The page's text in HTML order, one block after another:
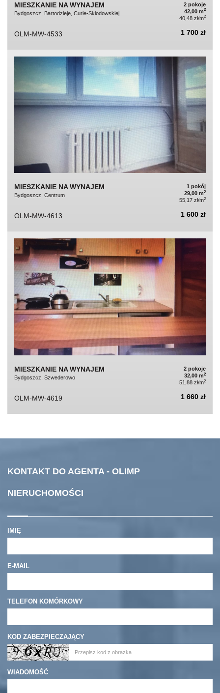
MIESZKANIE NA WYNAJEM
Bydgoszcz, Bartodzieje, Curie-Skłodowskiej
2 pokoje
42,00 m2
40,48 zł/m2
OLM-MW-4533 1 700 zł
MIESZKANIE NA WYNAJEM
Bydgoszcz, Centrum
1 pokój
29,00 m2
55,17 zł/m2
OLM-MW-4613 1 600 zł
MIESZKANIE NA WYNAJEM
Bydgoszcz, Szwederowo
2 pokoje
32,00 m2
51,88 zł/m2
OLM-MW-4619 1 660 zł
KONTAKT DO AGENTA - OLIMP
NIERUCHOMOŚCI
IMIĘ
E-MAIL
TELEFON KOMÓRKOWY
KOD ZABEZPIECZAJĄCY
WIADOMOŚĆ